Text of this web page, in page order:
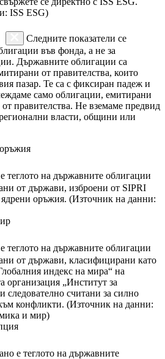
ISS ESG)
Следните показатели се
във фонда, а не за
Държавните облигации са
от правителства, които
пазар. Те са с фиксиран падеж и
само облигации, емитирани
правителства. Не вземаме предвид
власти, общини или
теглото на държавните облигации
от държави, изброени от SIPRI
оръжия. (Източник на данни:
теглото на държавните облигации
от държави, класифицирани като
индекс на мира“ на
организация „Институт за
следователно считани за силно
конфликти. (Източник на данни:
и мир)
е теглото на държавните